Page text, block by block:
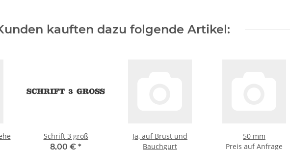
kauften dazu folgende Artikel:
Schrift 3 groß
8,00 € *
Ja, auf Brust und
Bauchgurt
50 mm
Preis auf Anfrage